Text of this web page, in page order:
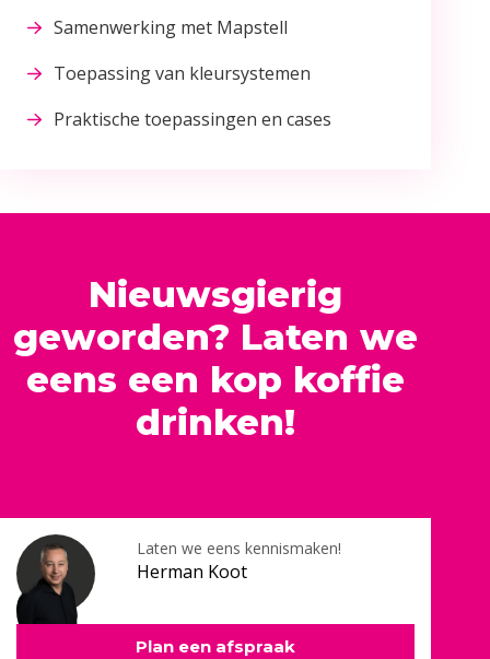
Samenwerking met Mapstell
Toepassing van kleursystemen
Praktische toepassingen en cases
Nieuwsgierig
geworden? Laten we
eens een kop koffie
drinken!
Herman Koot
Laten we eens kennismaken!
Plan een afspraak